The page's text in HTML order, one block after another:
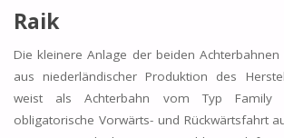
Raik
Die kleinere Anlage der beiden
aus niederländischer Produktion des
weist als Achterbahn vom Typ Family
obligatorische Vorwärts- und Rückwärtsfahrt